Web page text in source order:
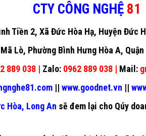
CTY CÔNG NGHỆ 81
Tiền 2, Xã Đức Hòa Hạ, Huyện Đức
Lò, Phường Bình Hưng Hòa A, Quận
889 038 | Zalo:0962 889 038 | Mail:
|| www.goodnet.vn ||
Hòa, Long An sẽ đem lại cho Qúy